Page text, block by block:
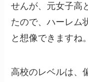
せんが、元女子高
たので、ハーレム
と想像できますね。
高校のレベルは、